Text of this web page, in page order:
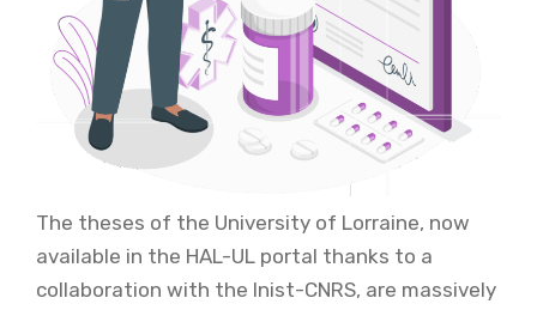
The theses of the University of Lorraine, now
available in the HAL-UL portal thanks to a
collaboration with the Inist-CNRS, are massively